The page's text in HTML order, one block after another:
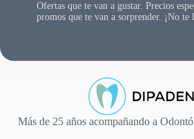
Ofertas que te van a gustar. Precios
promos que te van a sorprender. ¡No te
Más de 25 años acompañando a